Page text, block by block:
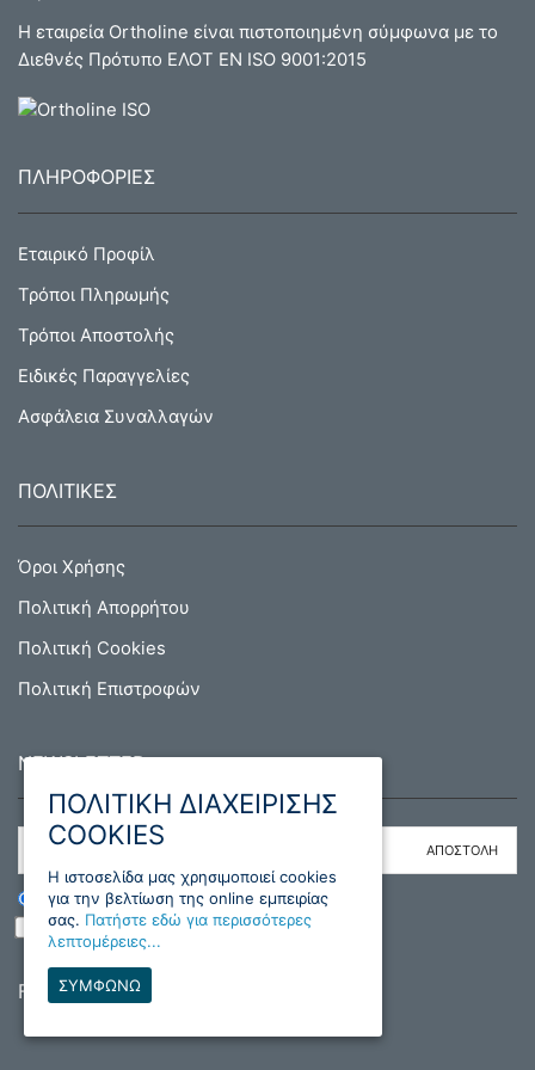
Η εταιρεία Ortholine είναι πιστοποιημένη σύμφωνα με το
Διεθνές Πρότυπο ΕΛΟΤ ΕΝ ISO 9001:2015
ΠΛΗΡΟΦΟΡΙΕΣ
Εταιρικό Προφίλ
Τρόποι Πληρωμής
Τρόποι Αποστολής
Ειδικές Παραγγελίες
Ασφάλεια Συναλλαγών
ΠΟΛΙΤΙΚΕΣ
Όροι Χρήσης
Πολιτική Απορρήτου
Πολιτική Cookies
Πολιτική Επιστροφών
NEWSLETTER
ΕΓΓΡΑΦΗ
ΔΙΑΓΡΑΦΗ
Διάβασα και συμφωνώ με τους όρους
Follow us
ΠΟΛΙΤΙΚΗ ΔΙΑΧΕΙΡΙΣΗΣ
COOKIES
H ιστοσελίδα μας χρησιμοποιεί cookies
για την βελτίωση της online εμπειρίας
σας. Πατήστε εδώ για περισσότερες
λεπτομέρειες...
ΣΥΜΦΩΝΩ